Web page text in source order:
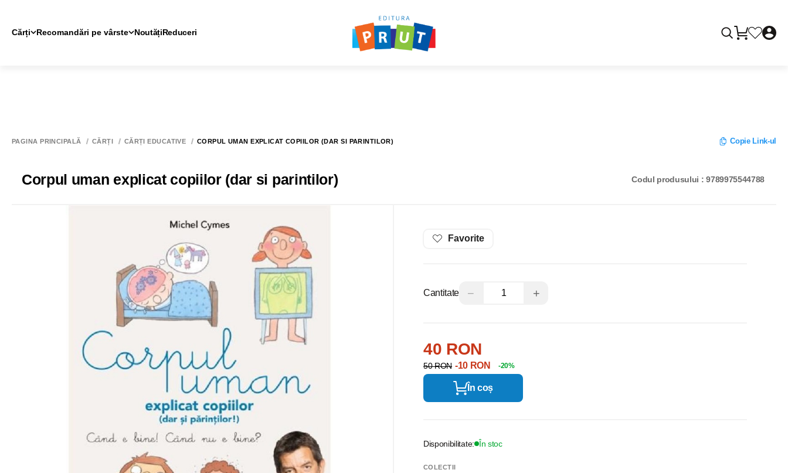
Cărți Recomandări pe vârste NoutățiReduceri
PAGINA PRINCIPALĂ CĂRȚI CĂRȚI EDUCATIVE CORPUL UMAN EXPLICAT COPIILOR (DAR SI PARINTILOR) Copie Link-ul
Corpul uman explicat copiilor (dar si parintilor) Codul produsului : 9789975544788
Favorite
Cantitate − +
40 RON
50 RON -10 RON -20%
În coș
Disponibilitate: În stoc
COLECTII